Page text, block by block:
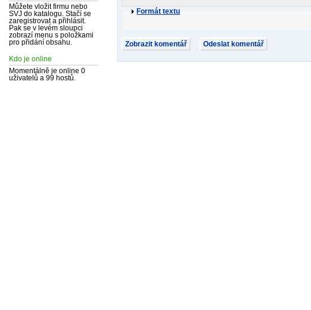
Můžete vložit firmu nebo
SVJ do katalogu. Stačí se
zaregistrovat a přihlásit.
Pak se v levém sloupci
zobrazí menu s položkami
pro přidání obsahu.
Kdo je online
Momentálně je online 0
uživatelů a 99 hostů.
Formát textu